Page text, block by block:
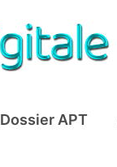
Dossier APT